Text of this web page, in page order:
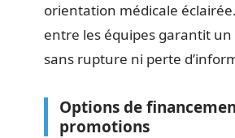
orientation médicale
entre les équipes garantit
sans rupture ni perte
Options de
promotions